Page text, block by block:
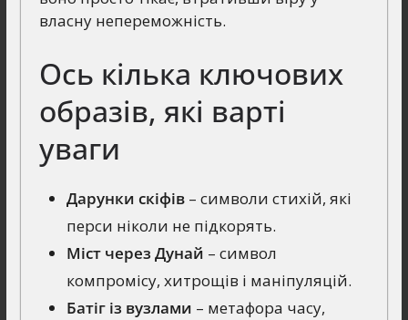
власну непереможність.
Ось кілька ключових
образів, які варті
уваги
Дарунки скіфів– символи стихій, які
перси ніколи не підкорять.
Міст через Дунай – символ
компромісу, хитрощів і маніпуляцій.
Батіг із вузлами – метафора часу,